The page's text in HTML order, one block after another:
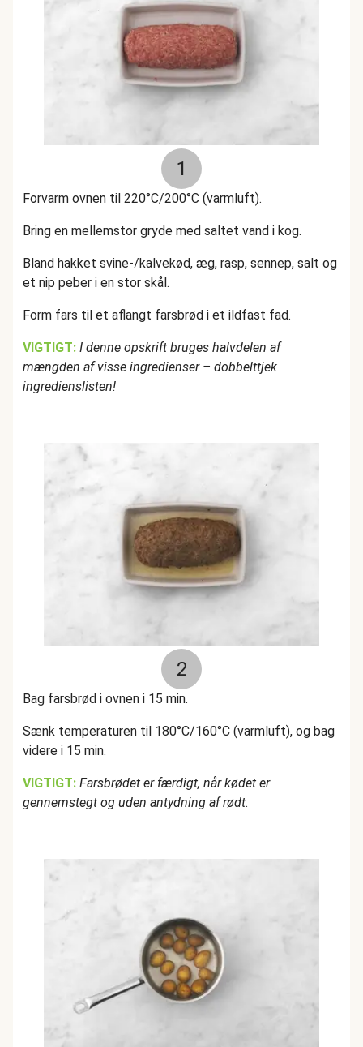
1
Forvarm ovnen til 220°C/200°C (varmluft).
Bring en mellemstor gryde med saltet vand i kog.
Bland hakket svine-/kalvekød, æg, rasp, sennep, salt og
et nip peber i en stor skål.
Form fars til et aflangt farsbrød i et ildfast fad.
VIGTIGT: I denne opskrift bruges halvdelen af
mængden af visse ingredienser – dobbelttjek
ingredienslisten!
2
Bag farsbrød i ovnen i 15 min.
Sænk temperaturen til 180°C/160°C (varmluft), og bag
videre i 15 min.
VIGTIGT: Farsbrødet er færdigt, når kødet er
gennemstegt og uden antydning af rødt.